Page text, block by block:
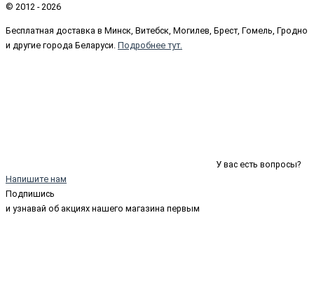
© 2012 - 2026
Бесплатная доставка в Минск, Витебск, Могилев, Брест, Гомель, Гродно
и другие города Беларуси. Подробнее тут.
У вас есть вопросы?
Напишите нам
Подпишись
и узнавай об акциях нашего магазина первым